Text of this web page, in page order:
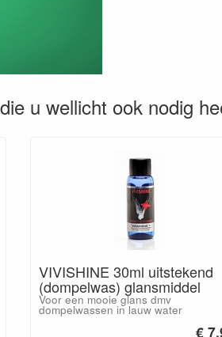
u wellicht ook nodig
VIVISHINE 30ml uitstekend
(dompelwas) glansmiddel
Voor een mooie glans dmv
dompelwassen in lauw water
€